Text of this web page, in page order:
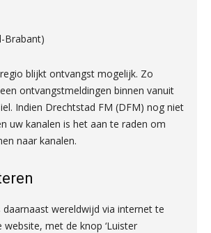
Brabant)
blijkt ontvangst mogelijk. Zo
ontvangstmeldingen binnen vanuit
Indien Drechtstad FM (DFM) nog niet
uw kanalen is het aan te raden om
naar kanalen.
wereldwijd via internet te
website, met de knop ‘Luister